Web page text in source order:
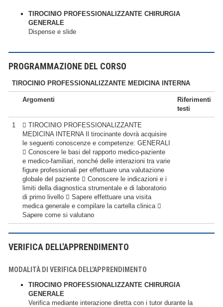
TIROCINIO PROFESSIONALIZZANTE CHIRURGIA
GENERALE
Dispense e slide
PROGRAMMAZIONE DEL CORSO
TIROCINIO PROFESSIONALIZZANTE MEDICINA INTERNA
Argomenti
Riferimenti
testi
1
 TIROCINIO PROFESSIONALIZZANTE
MEDICINA INTERNA Il tirocinante dovrà acquisire
le seguenti conoscenze e competenze: GENERALI
 Conoscere le basi del rapporto medico-paziente
e medico-familiari, nonché delle interazioni tra varie
figure professionali per effettuare una valutazione
globale del paziente  Conoscere le indicazioni e i
limiti della diagnostica strumentale e di laboratorio
di primo livello  Sapere effettuare una visita
medica generale e compilare la cartella clinica 
Sapere come si valutano
VERIFICA DELL'APPRENDIMENTO
MODALITÀ DI VERIFICA DELL'APPRENDIMENTO
TIROCINIO PROFESSIONALIZZANTE CHIRURGIA
GENERALE
Verifica mediante interazione diretta con i tutor durante la